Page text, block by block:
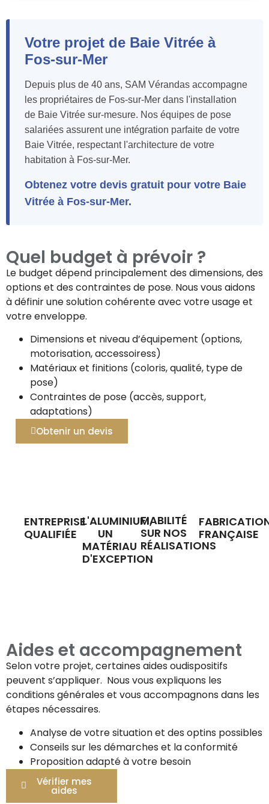
Votre projet de Baie Vitrée à
Fos-sur-Mer
Depuis plus de 40 ans, SAM Vérandas accompagne
les propriétaires de Fos-sur-Mer dans l'installation
de Baie Vitrée sur-mesure. Nos équipes de pose
salariées assurent une intégration parfaite de votre
Baie Vitrée, respectant l'architecture de votre
habitation à Fos-sur-Mer.
Obtenez votre devis gratuit pour votre Baie
Vitrée à Fos-sur-Mer.
Quel budget à prévoir ?
Le budget dépend principalement des dimensions, des
options et des contraintes de pose. Nous vous aidons
à définir une solution cohérente avec votre usage et
votre enveloppe.
Dimensions et niveau d’équipement (options,
motorisation, accessoiress)
Matériaux et finitions (coloris, qualité, type de
pose)
Contraintes de pose (accès, support,
adaptations)
Obtenir un devis
ENTREPRISE
QUALIFIÉE
L'ALUMINIUM,
UN
MATÉRIAU
D'EXCEPTION
FIABILITÉ
SUR NOS
RÉALISATIONS
FRANÇAISE
Aides et accompagnement
Selon votre projet, certaines aides oudispositifs
peuvent s’appliquer. Nous vous expliquons les
conditions générales et vous accompagnons dans les
étapes nécessaires.
Analyse de votre situation et des optins possibles
Conseils sur les démarches et la conformité
Proposition adapté à votre besoin
Vérifier mes
aides